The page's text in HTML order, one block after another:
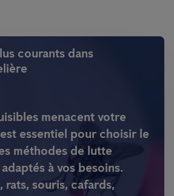
courants dans
menacent votre
essentiel pour choisir le
méthodes de lutte
à vos besoins.
rats, souris, cafards,